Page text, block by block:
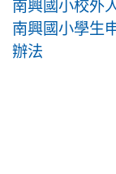
南興國小校外
南興國小學生
辦法